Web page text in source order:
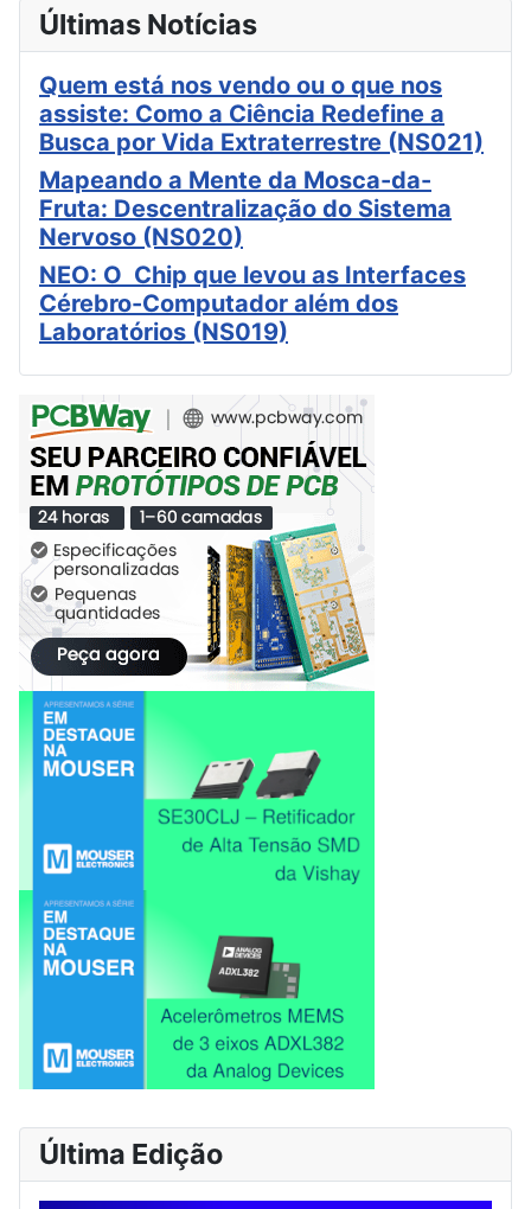
Últimas Notícias
Quem está nos vendo ou o que nos
assiste: Como a Ciência Redefine a
Busca por Vida Extraterrestre (NS021)
Mapeando a Mente da Mosca-da-
Fruta: Descentralização do Sistema
Nervoso (NS020)
NEO: O Chip que levou as Interfaces
Cérebro-Computador além dos
Laboratórios (NS019)
Última Edição